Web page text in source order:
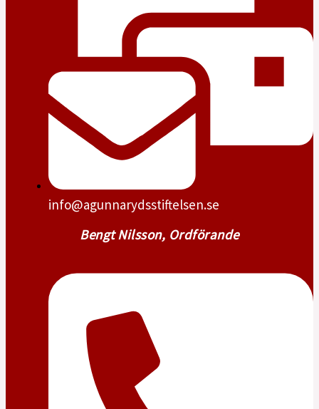
info@agunnarydsstiftelsen.se
Bengt Nilsson, Ordförande